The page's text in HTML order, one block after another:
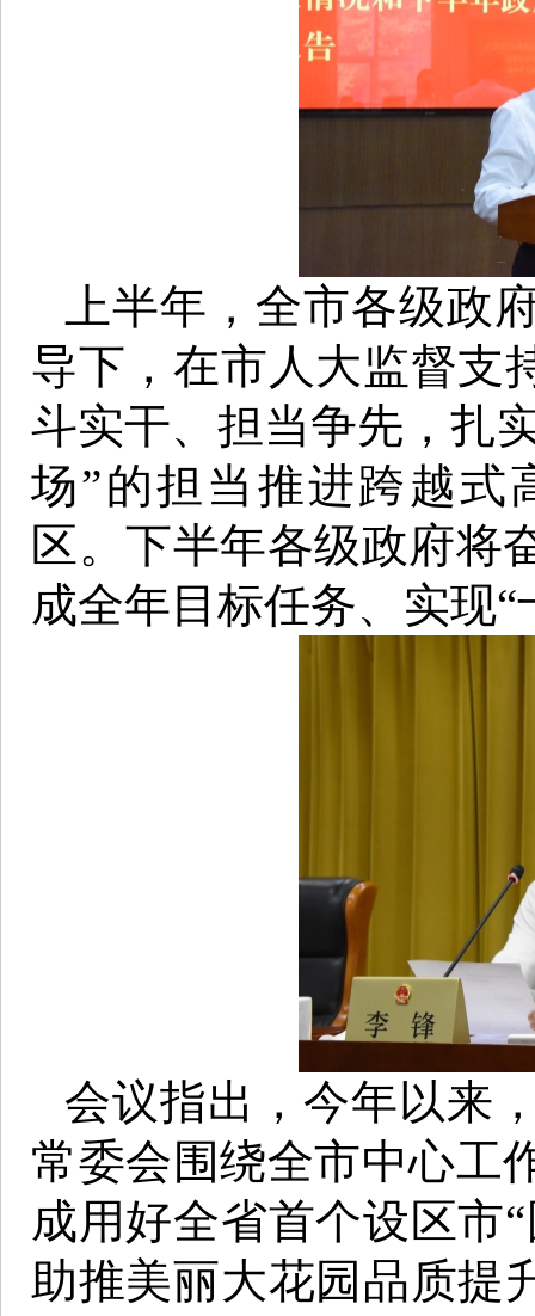
上半年，全市各级政
导下，在市人大监督支
斗实干、担当争先，扎
场”的担当推进跨越式
区。下半年各级政府将
成全年目标任务、实现
会议指出，今年以来
常委会围绕全市中心工
成用好全省首个设区市
助推美丽大花园品质提